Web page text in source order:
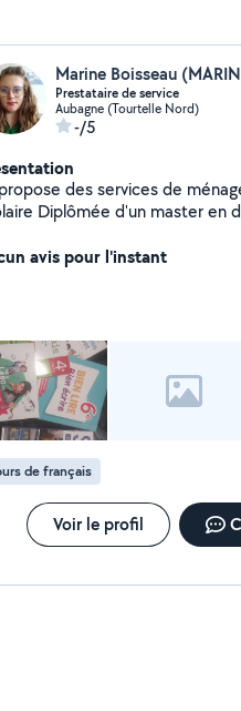
Prestataire de service
Aubagne (Tourtelle Nord)
-/5
des services de
en droit public, Je
collège et lycée dans les
avis pour l'instant
de français
Voir le profil